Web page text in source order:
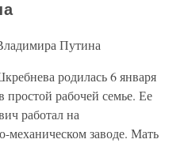
Путина
родилась 6 января
простой рабочей семье. Ее
работал на
механическом заводе. Мать